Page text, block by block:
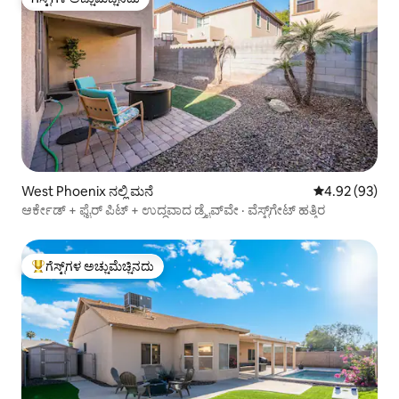
ಗೆಸ್ಟ್‌ಗಳ ಅಚ್ಚುಮೆಚ್ಚಿನದು
West Phoenix ನಲ್ಲಿ ಮನೆ 5 ರಲ್ಲಿ 4.92
4.92 (93)
ಆರ್ಕೇಡ್ + ಫೈರ್ ಪಿಟ್ + ಉದ್ದವಾದ ಡ್ರೈವ್‌ವೇ · ವೆಸ್ಟ್‌ಗೇಟ್ ಹತ್ತಿರ
ಗೆಸ್ಟ್‌ಗಳಿಗೆ ಅತಿ ಹೆಚ್ಚು ಅಚ್ಚುಮೆಚ್ಚಿನದು
ಗೆಸ್ಟ್‌ಗಳ ಅಚ್ಚುಮೆಚ್ಚಿನದು